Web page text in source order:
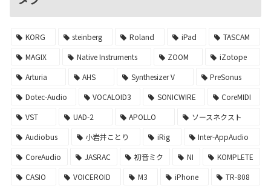
KORG steinberg Roland iPad
TASCAM
MAGIX
Native Instruments ZOOM
iZotope
Arturia
AHS Synthesizer V
PreSonus
Dotec-Audio
VOCALOID3 SONICWIRE
CoreMIDI
VST
UAD-2 APOLLO
ソースネクスト
Audiobus
小岩井ことり iRig
Inter-AppAudio
CoreAudio
JASRAC 初音ミク NI
KOMPLETE
CASIO
VOICEROID M3 iPhone
TR-808